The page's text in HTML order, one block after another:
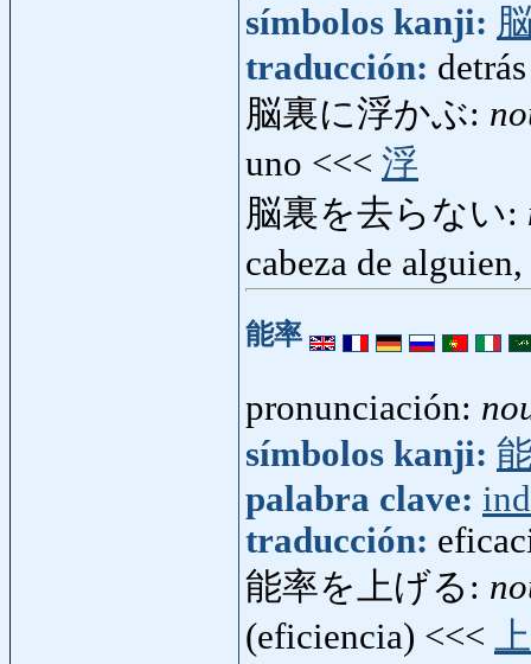
símbolos kanji:
traducción:
脳裏に浮かぶ:
uno <<< 浮
脳裏を去らない:
cabeza de
能率
pronunciación:
símbolos kanji:
palabra clave:
traducción:
能率を上げる:
(eficiencia) <<<
上